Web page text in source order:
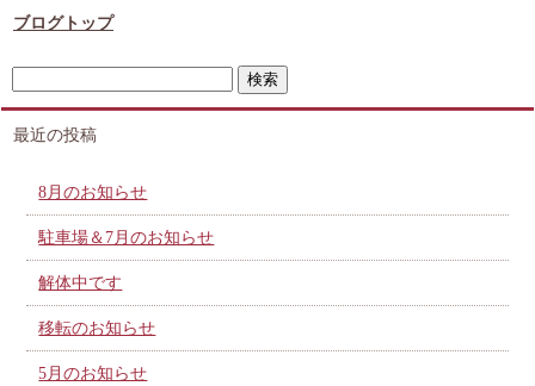
ブログトップ
最近の投稿
8月のお知らせ
駐車場＆7月のお知らせ
解体中です
移転のお知らせ
5月のお知らせ